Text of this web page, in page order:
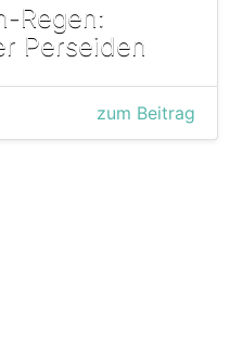
Regen:
Perseiden
zum Beitrag